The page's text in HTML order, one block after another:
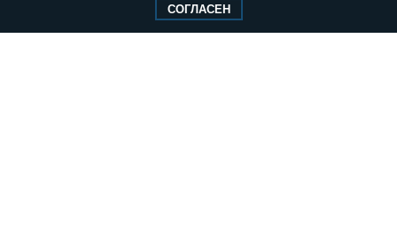
Свидетельство о регистрации Эл № ФС77-
СОГЛАСЕН